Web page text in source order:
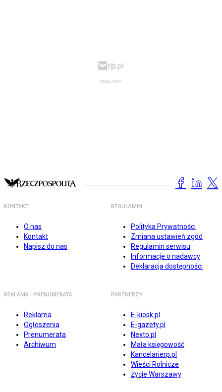
KONTAKT
O nas
Kontakt
Napisz do nas
REGULAMIN
Polityka Prywatności
Zmiana ustawień zgód
Regulamin serwisu
Informacje o nadawcy
Deklaracja dostępności
REKLAMA I PRENUMERATA
Reklama
Ogłoszenia
Prenumerata
Archiwum
PARTNERZY
E-kiosk.pl
E-gazety.pl
Nexto.pl
Mała księgowość
Kancelarierp.pl
Wieści Rolnicze
Życie Warszawy